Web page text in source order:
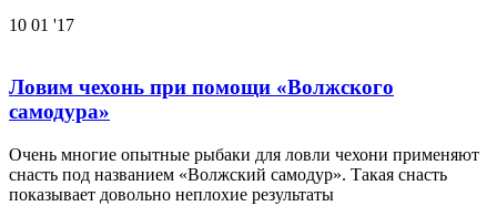
10 01 '17
Ловим чехонь при помощи «Волжского
самодура»
Очень многие опытные рыбаки для ловли чехони применяют
снасть под названием «Волжский самодур». Такая снасть
показывает довольно неплохие результаты